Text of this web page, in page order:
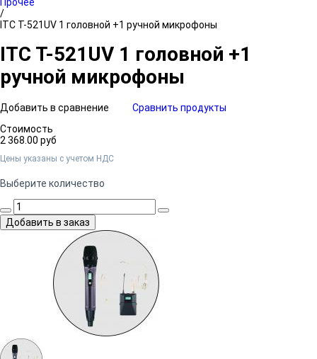
/
ITC T-521UV 1 головной +1 ручной микрофоны
ITC T-521UV 1 головной +1
ручной микрофоны
Добавить в сравнение
Сравнить продукты
Стоимость
2 368.00 руб
Цены указаны c учетом НДС
Выберите количество
Добавить в заказ